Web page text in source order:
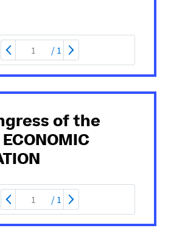
/ 1
of the
ECONOMIC
/ 1